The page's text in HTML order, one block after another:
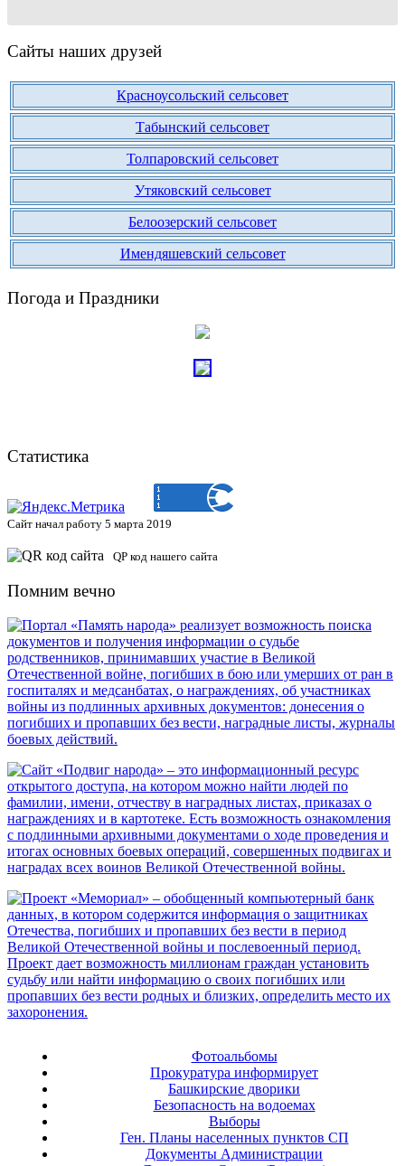
Сайты наших друзей
Красноусольский сельсовет
Табынский сельсовет
Толпаровский сельсовет
Утяковский сельсовет
Белоозерский сельсовет
Имендяшевский сельсовет
Погода и Праздники
Статистика
Сайт начал работу 5 марта 2019
QP код нашего сайта
Помним вечно
Фотоальбомы
Прокуратура информирует
Башкирские дворики
Безопасность на водоемах
Выборы
Ген. Планы населенных пунктов СП
Документы Администрации